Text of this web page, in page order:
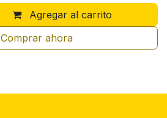
Agregar al carrito
Comprar ahora